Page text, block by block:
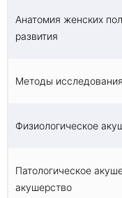
исследований,
женской половой
Анатомия женских
развития
Методы
Физиологическое
Патологическое
акушерство